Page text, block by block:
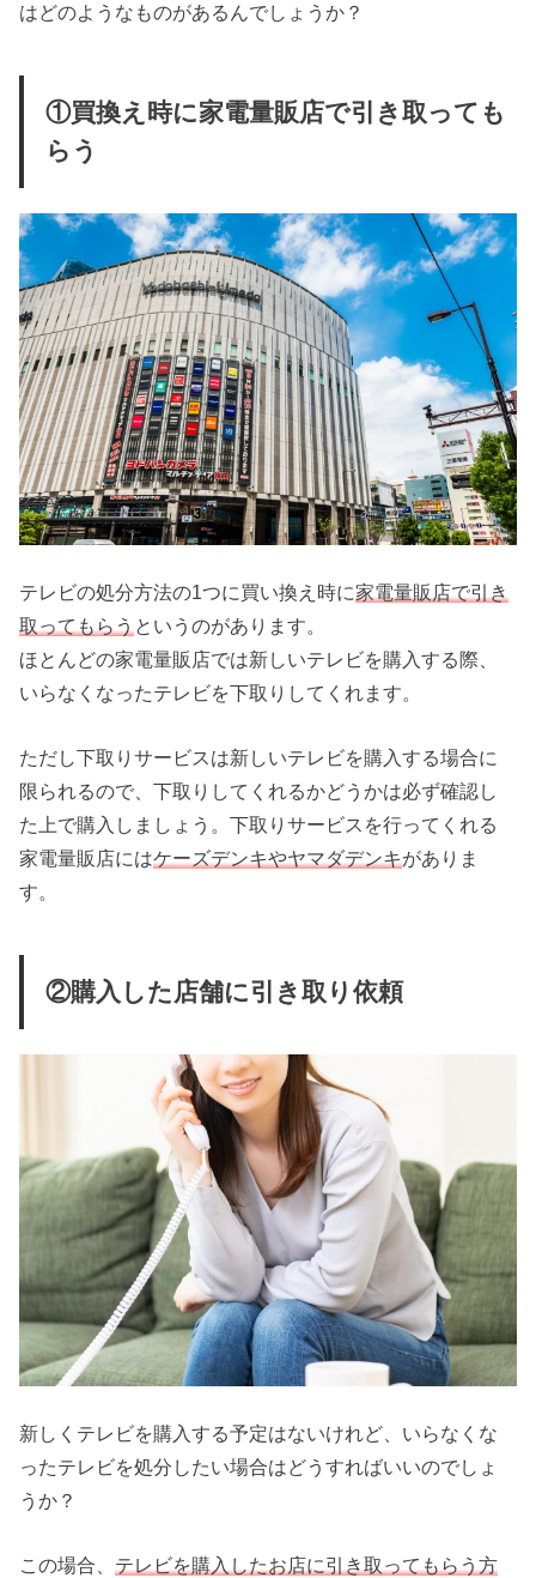
はどのようなものがあるんでしょうか？
①買換え時に家電量販店で引き取っても
らう
テレビの処分方法の1つに買い換え時に家電量販店で引き
取ってもらう というのがあります。
ほとんどの家電量販店では新しいテレビを購入する際、
いらなくなったテレビを下取りしてくれます。
ただし下取りサービスは新しいテレビを購入する場合に
限られるので、下取りしてくれるかどうかは必ず確認し
た上で購入しましょう。下取りサービスを行ってくれる
家電量販店にはケーズデンキやヤマダデンキがありま
す。
②購入した店舗に引き取り依頼
新しくテレビを購入する予定はないけれど、いらなくな
ったテレビを処分したい場合はどうすればいいのでしょ
うか？
この場合、 テレビを購入したお店に引き取ってもらう方